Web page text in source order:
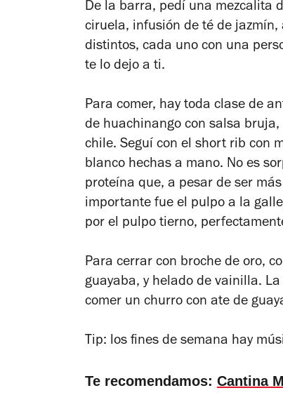
De la barra, pedí una mezcalita
ciruela, infusión de té de jazmín,
distintos, cada uno con una
te lo dejo a ti.
Para comer, hay toda clase de
de huachinango con salsa
chile. Seguí con el short rib con
blanco hechas a mano. No es
proteína que, a pesar de ser
importante fue el pulpo a la
por el pulpo tierno,
Para cerrar con broche de oro,
guayaba, y helado de vainilla.
comer un churro con ate de
Tip: los fines de semana hay
Te recomendamos: Cantina